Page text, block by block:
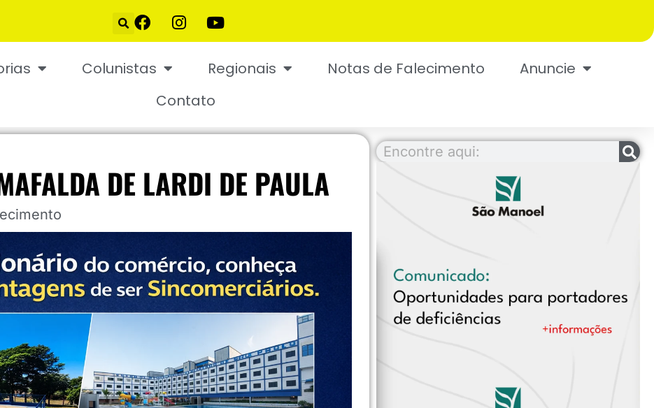
Colunistas Regionais Notas de Falecimento
Anuncie
Contato
DE LARDI DE PAULA